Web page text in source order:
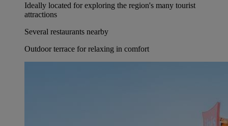
Ideally located for exploring the region's many tourist
attractions
Several restaurants nearby
Outdoor terrace for relaxing in comfort